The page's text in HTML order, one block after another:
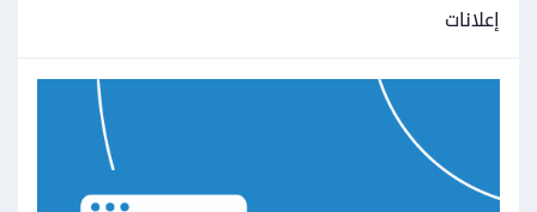
إعلانات